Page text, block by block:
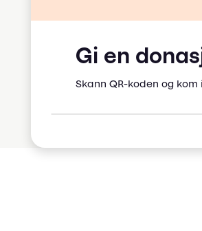
Gi en
Skann QR-koden og kom